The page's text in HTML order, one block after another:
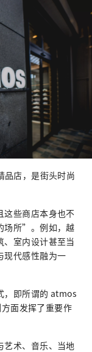
品店，是街头时尚
这些商店本身也不
场所”。例如，越
、室内设计甚至当
现代感性融为一
，即所谓的 atmos
面发挥了重要作
艺术、音乐、当地